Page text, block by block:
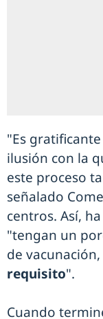
"Es
ilusión con la
este proceso
señalado
centros. Así,
"tengan un
de vacunación,
requisito".
Cuando